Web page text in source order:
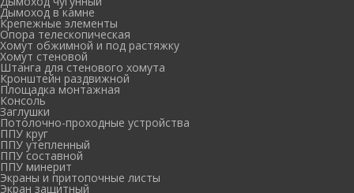
Дымоход в камне
Крепежные элементы
Опора телескопическая
Хомут обжимной и под растяжку
Хомут стеновой
Штанга для стенового хомута
Кронштейн раздвижной
Площадка монтажная
Консоль
Заглушки
Потолочно-проходные устройства
ППУ круг
ППУ утепленный
ППУ составной
ППУ минерит
Экраны и притопочные листы
Экран защитный